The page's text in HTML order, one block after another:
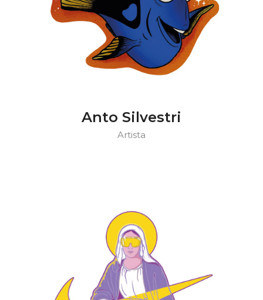
Anto Silvestri
Artista